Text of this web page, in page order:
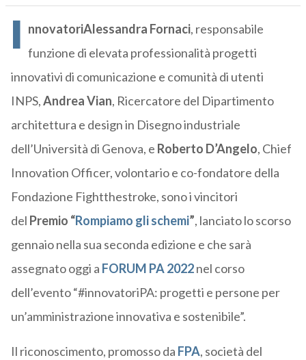
I nnovatoriAlessandra Fornaci, responsabile
funzione di elevata professionalità progetti
innovativi di comunicazione e comunità di utenti
INPS,Andrea Vian, Ricercatore del Dipartimento
architettura e design in Disegno industriale
dell’Università di Genova, e Roberto D’Angelo, Chief
Innovation Officer, volontario e co-fondatore della
Fondazione Fightthestroke, sono i vincitori
del Premio “Rompiamo gli schemi”, lanciato lo scorso
gennaio nella sua seconda edizione e che sarà
assegnato oggi a FORUM PA 2022nel corso
dell’evento “#innovatoriPA: progetti e persone per
un’amministrazione innovativa e sostenibile”.
Il riconoscimento, promosso da FPA, società del